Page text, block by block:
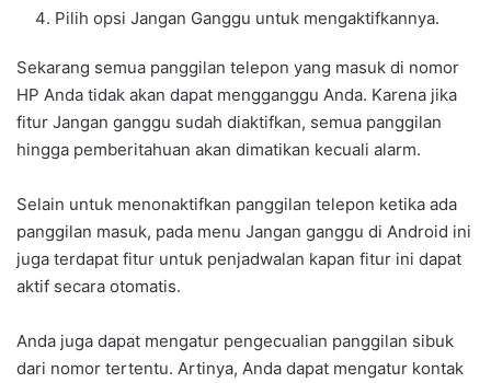
Pilih opsi Jangan Ganggu untuk mengaktifkannya.
Sekarang semua panggilan telepon yang masuk di nomor
HP Anda tidak akan dapat mengganggu Anda. Karena jika
fitur Jangan ganggu sudah diaktifkan, semua panggilan
hingga pemberitahuan akan dimatikan kecuali alarm.
Selain untuk menonaktifkan panggilan telepon ketika ada
panggilan masuk, pada menu Jangan ganggu di Android ini
juga terdapat fitur untuk penjadwalan kapan fitur ini dapat
aktif secara otomatis.
Anda juga dapat mengatur pengecualian panggilan sibuk
dari nomor tertentu. Artinya, Anda dapat mengatur kontak